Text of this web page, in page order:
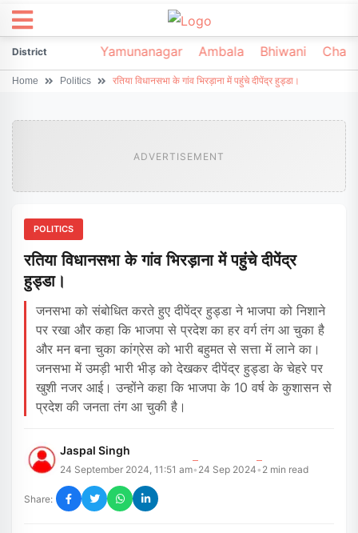
DistrictSonipat Yamunanagar Ambala Bhiwani
Home Politics रतिया विधानसभा के गांव भिरड़ाना में पहुंंचे दीपेंद्र हुड्डा।
ADVERTISEMENT
POLITICS
रतिया विधानसभा के गांव भिरड़ाना में पहुंंचे दीपेंद्र
हुड्डा।
जनसभा को संबोधित करते हुए दीपेंद्र हुड्डा ने भाजपा को निशाने
पर रखा और कहा कि भाजपा से प्रदेश का हर वर्ग तंग आ चुका है
और मन बना चुका कांग्रेस को भारी बहुमत से सत्ता में लाने का।
जनसभा में उमड़ी भारी भीड़ को देखकर दीपेंद्र हुड्डा के चेहरे पर
खुशी नजर आई। उन्होंने कहा कि भाजपा के 10 वर्ष के कुशासन से
प्रदेश की जनता तंग आ चुकी है।
Jaspal Singh
24 September 2024, 11:51 am• 24 Sep 2024• 2 min read
Share: